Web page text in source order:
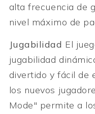
alta frecuencia de
nivel máximo de
Jugabilidad El
jugabilidad
divertido y fácil de
los nuevos
Mode" permite a